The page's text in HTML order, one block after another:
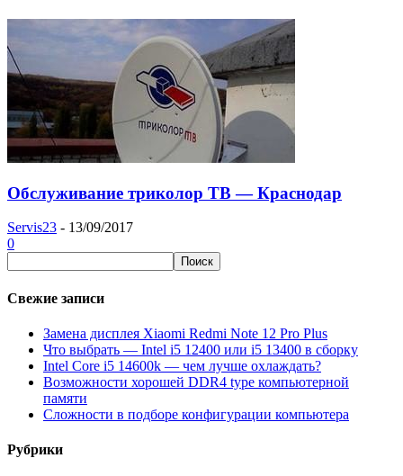
Обслуживание триколор ТВ — Краснодар
Servis23 - 13/09/2017
0
Свежие записи
Замена дисплея Xiaomi Redmi Note 12 Pro Plus
Что выбрать — Intel i5 12400 или i5 13400 в сборку
Intel Core i5 14600k — чем лучше охлаждать?
Возможности хорошей DDR4 type компьютерной
памяти
Сложности в подборе конфигурации компьютера
Рубрики